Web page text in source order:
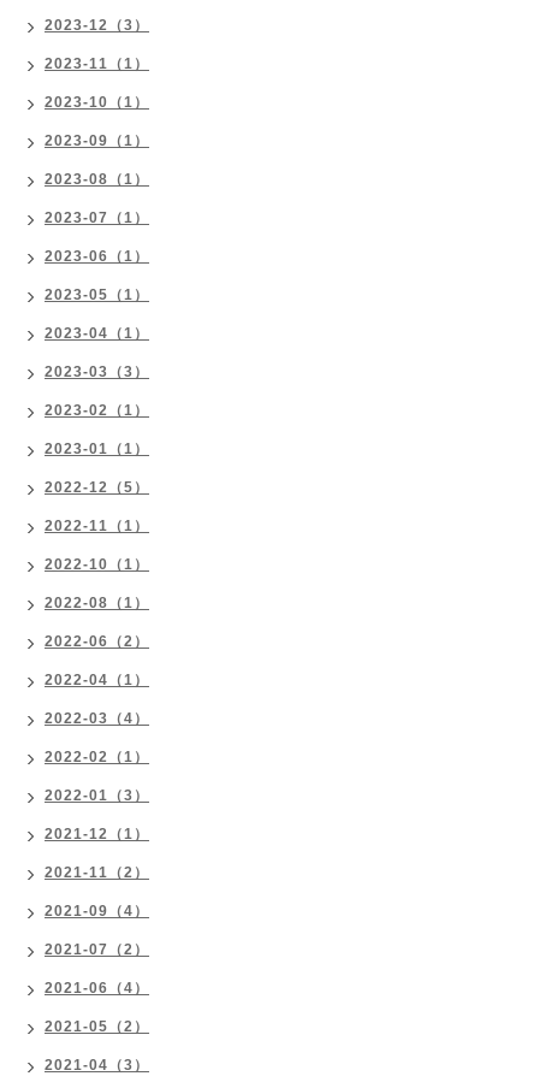
2023-12（3）
2023-11（1）
2023-10（1）
2023-09（1）
2023-08（1）
2023-07（1）
2023-06（1）
2023-05（1）
2023-04（1）
2023-03（3）
2023-02（1）
2023-01（1）
2022-12（5）
2022-11（1）
2022-10（1）
2022-08（1）
2022-06（2）
2022-04（1）
2022-03（4）
2022-02（1）
2022-01（3）
2021-12（1）
2021-11（2）
2021-09（4）
2021-07（2）
2021-06（4）
2021-05（2）
2021-04（3）